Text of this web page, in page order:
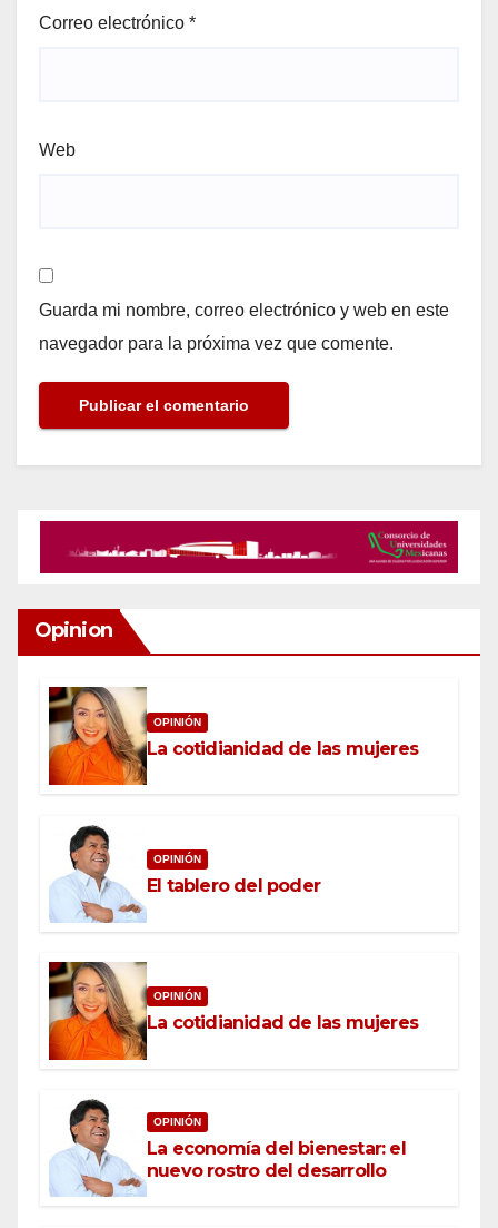
Correo electrónico *
Web
Guarda mi nombre, correo electrónico y web en este
navegador para la próxima vez que comente.
Opinion
OPINIÓN
La cotidianidad de las mujeres
OPINIÓN
El tablero del poder
OPINIÓN
La cotidianidad de las mujeres
OPINIÓN
La economía del bienestar: el
nuevo rostro del desarrollo